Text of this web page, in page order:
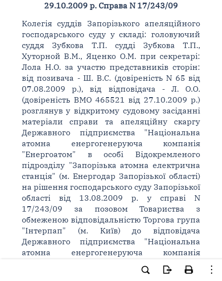
29.10.2009 р. Справа N 17/243/09
Колегія суддів Запорізького апеляційного
господарського суду у складі: головуючий
суддя Зубкова Т.П. судді Зубкова Т.П.,
Хуторной В.М., Яценко О.М. при секретарі:
Лола Н.О. за участю представників сторін:
від позивача - Ш. В.С. (довіреність N 65 від
07.08.2009 р.), від відповідача - Л. О.О.
(довіреність ВМО 465521 від 27.10.2009 р.)
розглянув у відкритому судовому засіданні
матеріали справи та апеляційну скаргу
Державного підприємства "Національна
атомна енергогенеруюча компанія
"Енергоатом" в особі Відокремленого
підрозділу "Запорізька атомна електрична
станція" (м. Енергодар Запорізької області)
на рішення господарського суду Запорізької
області від 13.08.2009 р. у справі N
17/243/09 за позовом Товариства з
обмеженою відповідальністю Торгова група
"Інтерпап" (м. Київ) до відповідача
Державного підприємства "Національна
атомна енергогенеруюча компанія
"Енергоатом" в особі Відокремленого
підрозділу "Запорізька атомна електрична